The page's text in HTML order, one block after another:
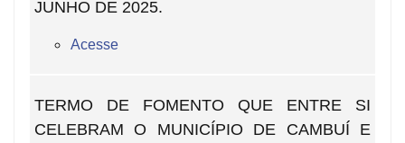
JUNHO DE 2025.
Acesse
TERMO DE FOMENTO QUE ENTRE SI
CELEBRAM O MUNICÍPIO DE CAMBUÍ E